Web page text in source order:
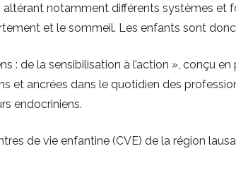
notamment différents systèmes
et le sommeil. Les enfants sont
: de la sensibilisation à l’action », conçu
ancrées dans le quotidien des
endocriniens.
de vie enfantine (CVE) de la région